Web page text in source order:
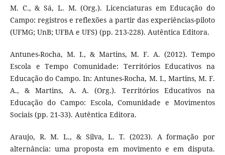
M. C., & Sá, L. M. (Org.). Licenciaturas em Educação do
Campo: registros e reflexões a partir das experiências-piloto
(UFMG; UnB; UFBA e UFS) (pp. 213-228). Autêntica Editora.
Antunes-Rocha, M. I., & Martins, M. F. A. (2012). Tempo
Escola e Tempo Comunidade: Territórios Educativos na
Educação do Campo. In: Antunes-Rocha, M. I., Martins, M. F.
A., & Martins, A. A. (Org.). Territórios Educativos na
Educação do Campo: Escola, Comunidade e Movimentos
Sociais (pp. 21-33). Autêntica Editora.
Araujo, R. M. L., & Silva, L. T. (2023). A formação por
alternância: uma proposta em movimento e em disputa.